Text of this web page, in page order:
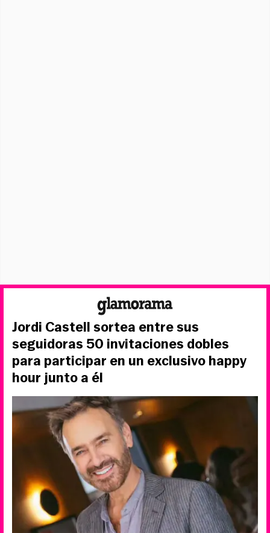
Jordi Castell sortea entre sus
seguidoras 50 invitaciones dobles
para participar en un exclusivo happy
hour junto a él